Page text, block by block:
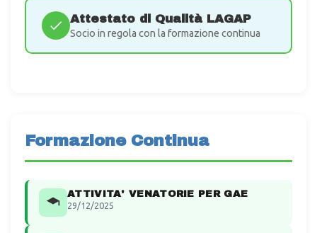
Attestato di Qualità LAGAP
Socio in regola con la formazione continua
Formazione Continua
ATTIVITA' VENATORIE PER GAE
29/12/2025